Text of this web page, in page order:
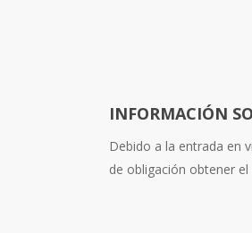
INFORMACIÓN
Debido a la entrada en
de obligación obtener